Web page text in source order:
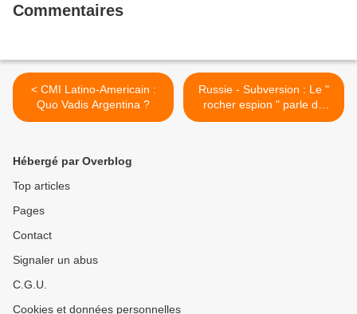
Commentaires
< CMI Latino-Americain :
Quo Vadis Argentina ?
Russie - Subversion : Le "
rocher espion " parle de
nouveau ! >
Hébergé par Overblog
Top articles
Pages
Contact
Signaler un abus
C.G.U.
Cookies et données personnelles